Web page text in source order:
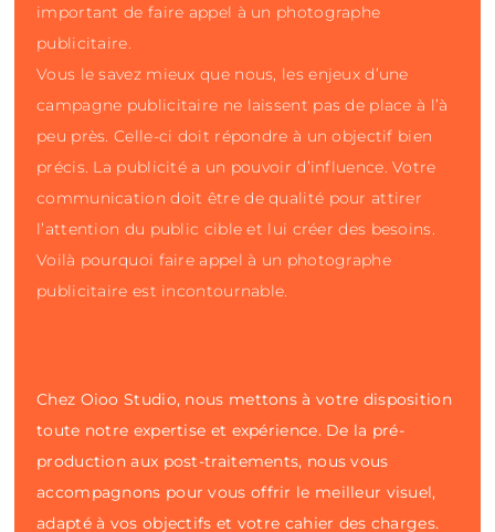
important de faire appel à un photographe
publicitaire.
Vous le savez mieux que nous, les enjeux d’une
campagne publicitaire ne laissent pas de place à l’à
peu près. Celle-ci doit répondre à un objectif bien
précis. La publicité a un pouvoir d’influence. Votre
communication doit être de qualité pour attirer
l’attention du public cible et lui créer des besoins.
Voilà pourquoi faire appel à un photographe
publicitaire est incontournable.
Chez Oioo Studio, nous mettons à votre disposition
toute notre expertise et expérience. De la pré-
production aux post-traitements, nous vous
accompagnons pour vous offrir le meilleur visuel,
adapté à vos objectifs et votre cahier des charges.